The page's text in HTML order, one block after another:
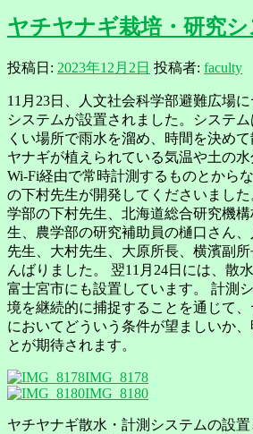
ヤチヤナギ栽培・研究
投稿日: 2023年12月2日 投稿者: faculty
11月23日、人文社会科学部避難広場
システムが設置されました。システ
くい場所で雨水を溜め、時間を決め
ヤナギが植えられている気温や土の
Wi-Fi経由で常時計測するものとから
の下村先生が開発してくださいまし
学部の下村先生、北海道総合研究機
生、農学部の研究補助員の樋口さん
先生、大村先生、大原所長、横濱副
んばりました。 翌11月24日には、散
富士宮市にも設置しています。 計測
境を継続的に捕捉することを通じて
においてどういう条件が望ましいか
とが期待されます。
IMG_8178
IMG_8180
ヤチヤナギ散水・計測システムの設